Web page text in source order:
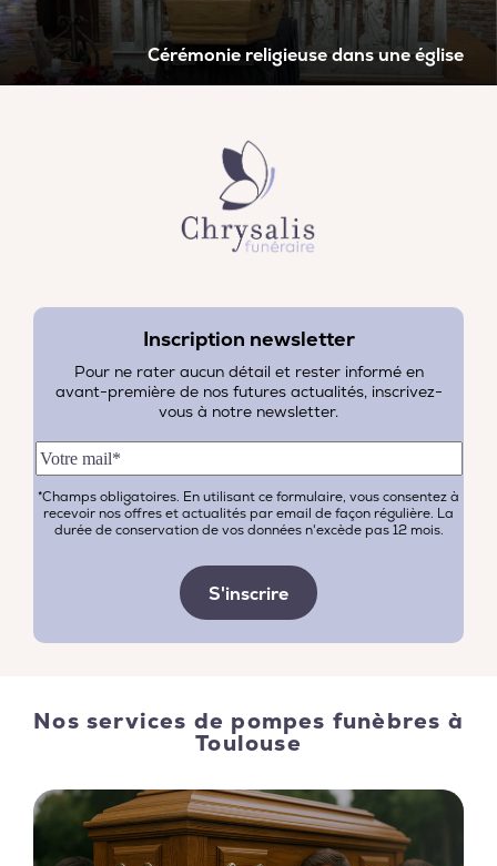
Cérémonie religieuse dans une église
Inscription newsletter
Pour ne rater aucun détail et rester informé en
avant-première de nos futures actualités, inscrivez-
vous à notre newsletter.
*Champs obligatoires. En utilisant ce formulaire, vous consentez à
recevoir nos offres et actualités par email de façon régulière. La
durée de conservation de vos données n'excède pas 12 mois.
Nos services de pompes funèbres à
Toulouse